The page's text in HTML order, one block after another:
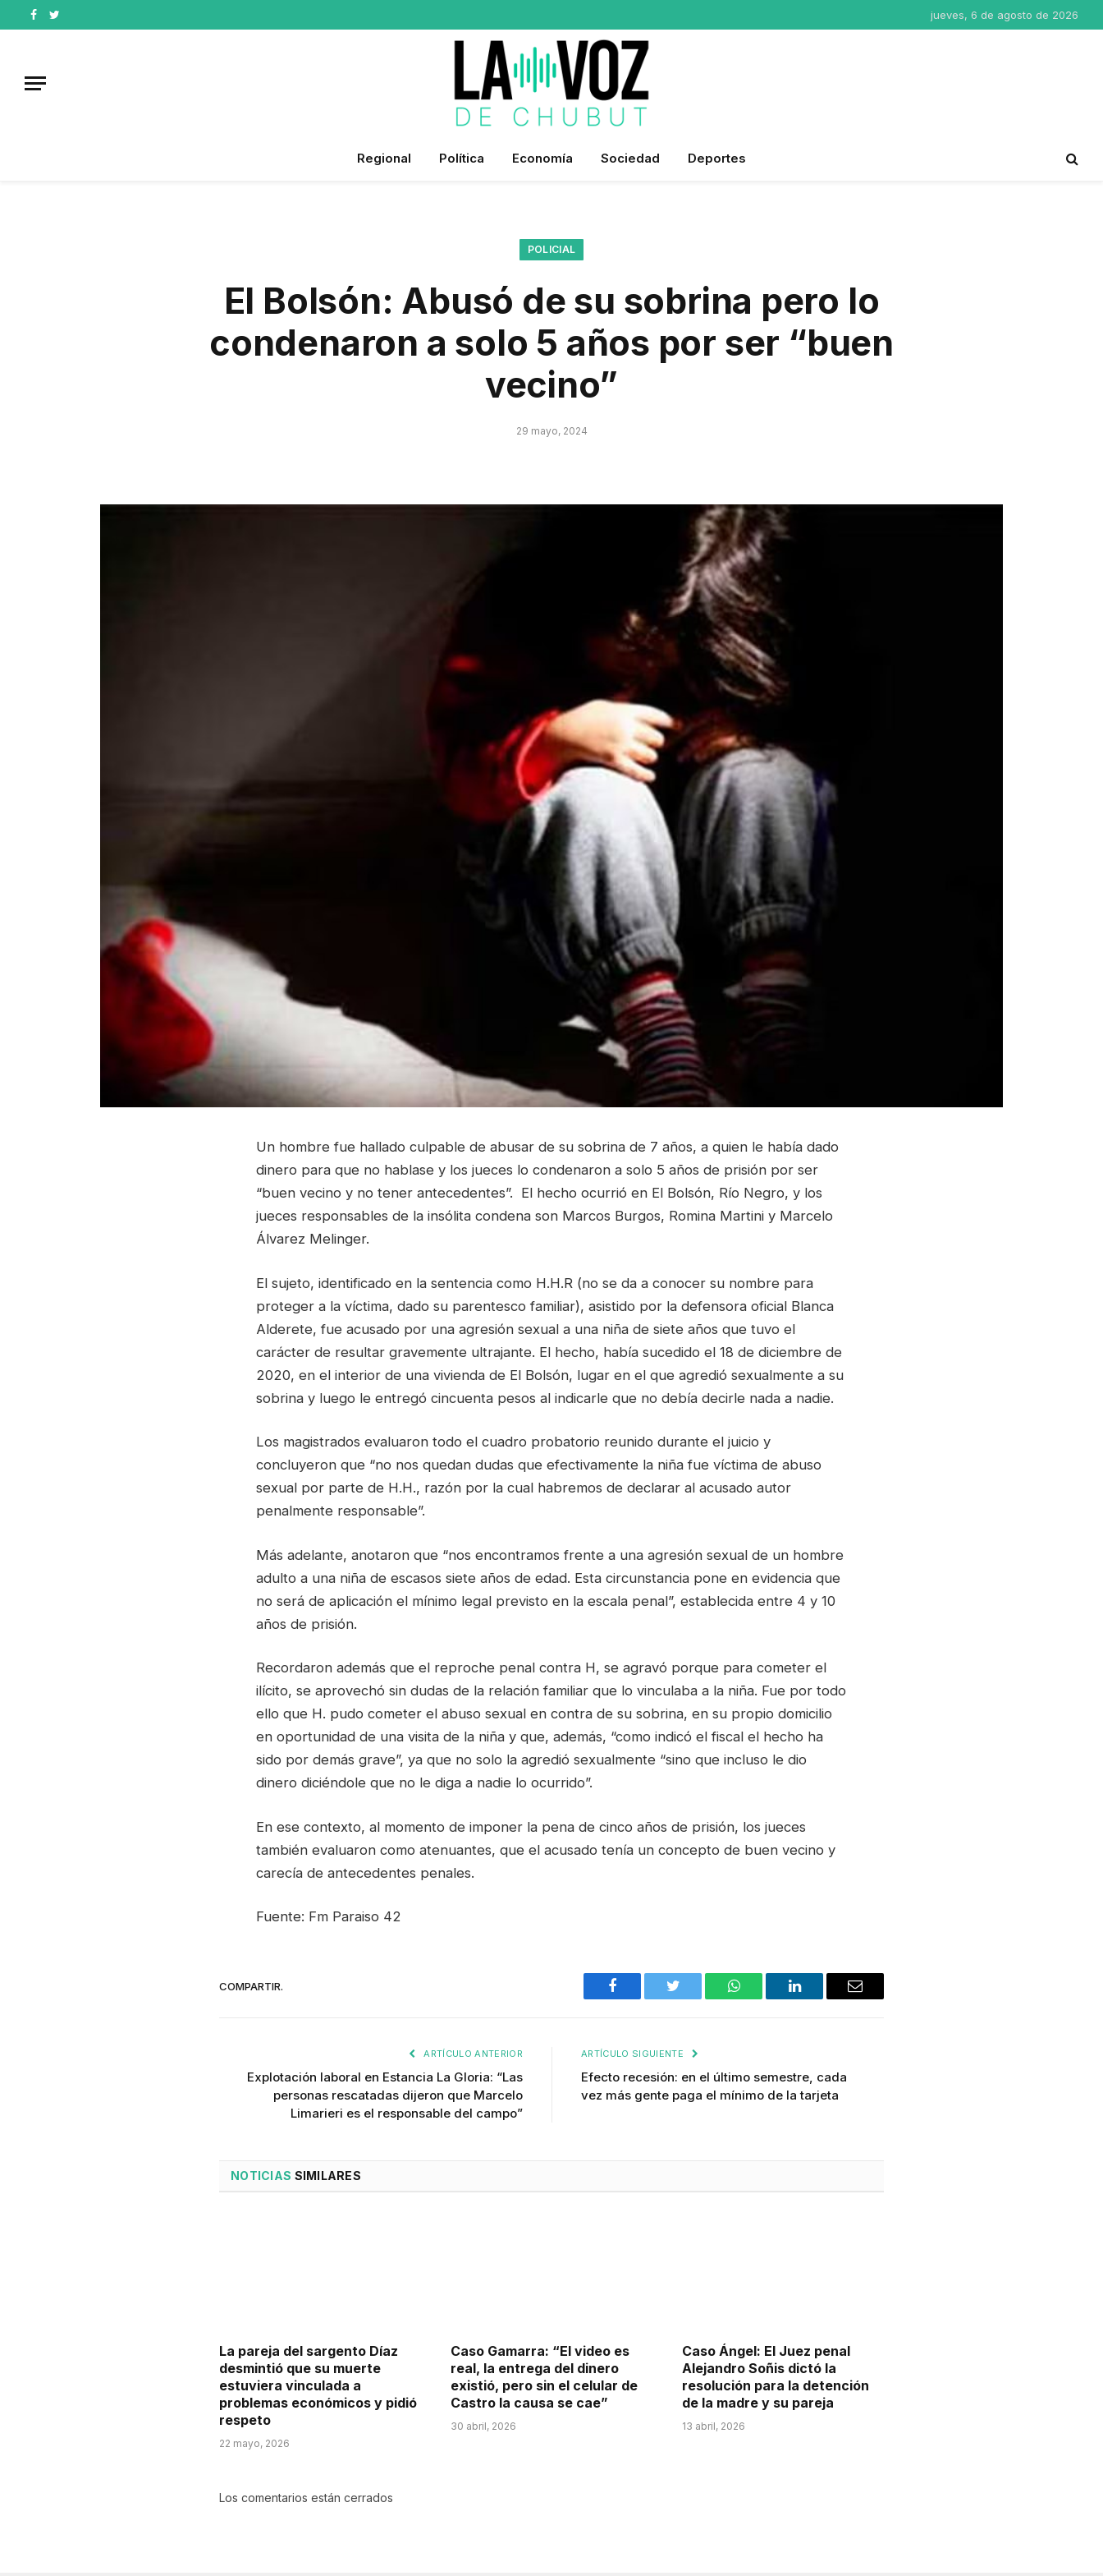
Facebook
Twitter
jueves, 6 de agosto de 2026
Regional Política Economía Sociedad Deportes
POLICIAL
El Bolsón: Abusó de su sobrina pero lo
condenaron a solo 5 años por ser “buen
vecino”
29 mayo, 2024
Un hombre fue hallado culpable de abusar de su sobrina de 7 años, a quien le había dado
dinero para que no hablase y los jueces lo condenaron a solo 5 años de prisión por ser
“buen vecino y no tener antecedentes”. El hecho ocurrió en El Bolsón, Río Negro, y los
jueces responsables de la insólita condena son Marcos Burgos, Romina Martini y Marcelo
Álvarez Melinger.
El sujeto, identificado en la sentencia como H.H.R (no se da a conocer su nombre para
proteger a la víctima, dado su parentesco familiar), asistido por la defensora oficial Blanca
Alderete, fue acusado por una agresión sexual a una niña de siete años que tuvo el
carácter de resultar gravemente ultrajante. El hecho, había sucedido el 18 de diciembre de
2020, en el interior de una vivienda de El Bolsón, lugar en el que agredió sexualmente a su
sobrina y luego le entregó cincuenta pesos al indicarle que no debía decirle nada a nadie.
Los magistrados evaluaron todo el cuadro probatorio reunido durante el juicio y
concluyeron que “no nos quedan dudas que efectivamente la niña fue víctima de abuso
sexual por parte de H.H., razón por la cual habremos de declarar al acusado autor
penalmente responsable”.
Más adelante, anotaron que “nos encontramos frente a una agresión sexual de un hombre
adulto a una niña de escasos siete años de edad. Esta circunstancia pone en evidencia que
no será de aplicación el mínimo legal previsto en la escala penal”, establecida entre 4 y 10
años de prisión.
Recordaron además que el reproche penal contra H, se agravó porque para cometer el
ilícito, se aprovechó sin dudas de la relación familiar que lo vinculaba a la niña. Fue por todo
ello que H. pudo cometer el abuso sexual en contra de su sobrina, en su propio domicilio
en oportunidad de una visita de la niña y que, además, “como indicó el fiscal el hecho ha
sido por demás grave”, ya que no solo la agredió sexualmente “sino que incluso le dio
dinero diciéndole que no le diga a nadie lo ocurrido”.
En ese contexto, al momento de imponer la pena de cinco años de prisión, los jueces
también evaluaron como atenuantes, que el acusado tenía un concepto de buen vecino y
carecía de antecedentes penales.
Fuente: Fm Paraiso 42
COMPARTIR.
Facebook Twitter WhatsAppLinkedIn Email
ARTÍCULO ANTERIOR
Explotación laboral en Estancia La Gloria: “Las
personas rescatadas dijeron que Marcelo
Limarieri es el responsable del campo”
ARTÍCULO SIGUIENTE
Efecto recesión: en el último semestre, cada
vez más gente paga el mínimo de la tarjeta
NOTICIAS SIMILARES
La pareja del sargento Díaz
desmintió que su muerte
estuviera vinculada a
problemas económicos y pidió
respeto
22 mayo, 2026
Caso Gamarra: “El video es
real, la entrega del dinero
existió, pero sin el celular de
Castro la causa se cae”
30 abril, 2026
Caso Ángel: El Juez penal
Alejandro Soñis dictó la
resolución para la detención
de la madre y su pareja
13 abril, 2026
Los comentarios están cerrados